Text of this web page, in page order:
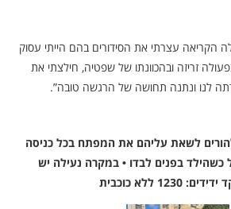
הקריאה עצרתי את הסידורים בהם הייתי עסוק
זריזה ובהכוונתו של שפטיה, חילצתי את
לנו ונתנה תחושה של הרגשה טובה”.
להורים לשאת עליהם את המפתח בכל כניסה
כשהילד בפנים לבדו • במקרה נעילה יש
ללא כוכבית